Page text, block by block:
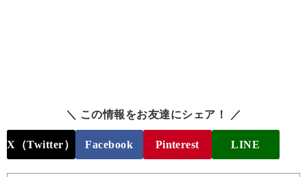
＼ この情報をお友達にシェア！ ／
X（Twitter） Facebook Pinterest LINE